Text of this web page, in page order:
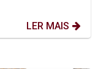
LER MAIS